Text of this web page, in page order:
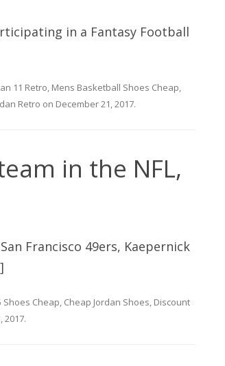
in a Fantasy Football
11 Retro, Mens Basketball Shoes Cheap,
Retro on December 21, 2017.
in the NFL,
Francisco 49ers, Kaepernick
Shoes Cheap, Cheap Jordan Shoes, Discount
2017.